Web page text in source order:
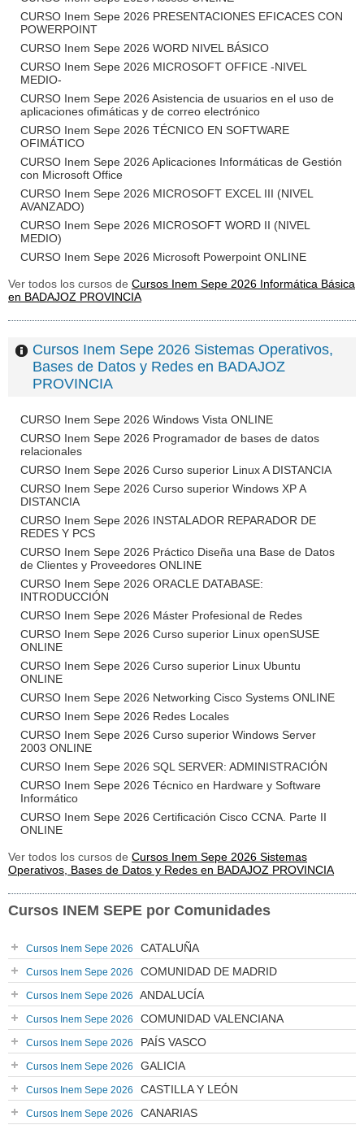
CURSO Inem Sepe 2026 PRESENTACIONES EFICACES CON
POWERPOINT
CURSO Inem Sepe 2026 WORD NIVEL BÁSICO
CURSO Inem Sepe 2026 MICROSOFT OFFICE -NIVEL
MEDIO-
CURSO Inem Sepe 2026 Asistencia de usuarios en el uso de
aplicaciones ofimáticas y de correo electrónico
CURSO Inem Sepe 2026 TÉCNICO EN SOFTWARE
OFIMÁTICO
CURSO Inem Sepe 2026 Aplicaciones Informáticas de Gestión
con Microsoft Office
CURSO Inem Sepe 2026 MICROSOFT EXCEL III (NIVEL
AVANZADO)
CURSO Inem Sepe 2026 MICROSOFT WORD II (NIVEL
MEDIO)
CURSO Inem Sepe 2026 Microsoft Powerpoint ONLINE
Ver todos los cursos de Cursos Inem Sepe 2026 Informática Básica
en BADAJOZ PROVINCIA
Cursos Inem Sepe 2026 Sistemas Operativos,
Bases de Datos y Redes en BADAJOZ
PROVINCIA
CURSO Inem Sepe 2026 Windows Vista ONLINE
CURSO Inem Sepe 2026 Programador de bases de datos
relacionales
CURSO Inem Sepe 2026 Curso superior Linux A DISTANCIA
CURSO Inem Sepe 2026 Curso superior Windows XP A
DISTANCIA
CURSO Inem Sepe 2026 INSTALADOR REPARADOR DE
REDES Y PCS
CURSO Inem Sepe 2026 Práctico Diseña una Base de Datos
de Clientes y Proveedores ONLINE
CURSO Inem Sepe 2026 ORACLE DATABASE:
INTRODUCCIÓN
CURSO Inem Sepe 2026 Máster Profesional de Redes
CURSO Inem Sepe 2026 Curso superior Linux openSUSE
ONLINE
CURSO Inem Sepe 2026 Curso superior Linux Ubuntu
ONLINE
CURSO Inem Sepe 2026 Networking Cisco Systems ONLINE
CURSO Inem Sepe 2026 Redes Locales
CURSO Inem Sepe 2026 Curso superior Windows Server
2003 ONLINE
CURSO Inem Sepe 2026 SQL SERVER: ADMINISTRACIÓN
CURSO Inem Sepe 2026 Técnico en Hardware y Software
Informático
CURSO Inem Sepe 2026 Certificación Cisco CCNA. Parte II
ONLINE
Ver todos los cursos de Cursos Inem Sepe 2026 Sistemas
Operativos, Bases de Datos y Redes en BADAJOZ PROVINCIA
Cursos INEM SEPE por Comunidades
Cursos Inem Sepe 2026 CATALUÑA
Cursos Inem Sepe 2026 COMUNIDAD DE MADRID
Cursos Inem Sepe 2026 ANDALUCÍA
Cursos Inem Sepe 2026 COMUNIDAD VALENCIANA
Cursos Inem Sepe 2026 PAÍS VASCO
Cursos Inem Sepe 2026 GALICIA
Cursos Inem Sepe 2026 CASTILLA Y LEÓN
Cursos Inem Sepe 2026 CANARIAS